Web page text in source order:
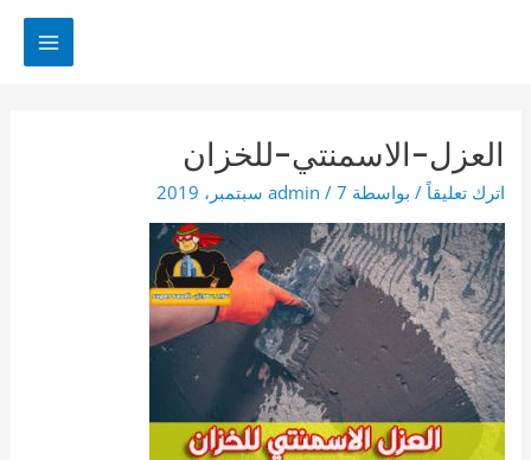
العزل-الاسمنتي-للخزان
اترك تعليقاً / بواسطة admin / 7 سبتمبر، 2019